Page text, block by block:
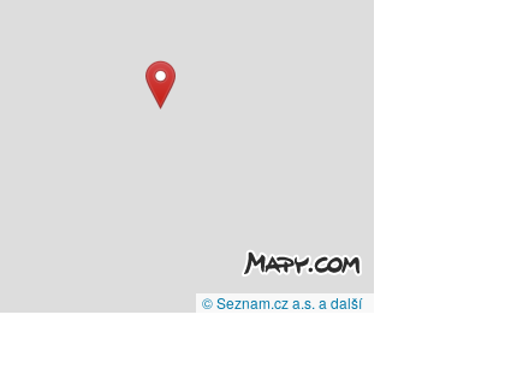
© Seznam.cz a.s. a další